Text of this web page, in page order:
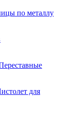
по металлу
для